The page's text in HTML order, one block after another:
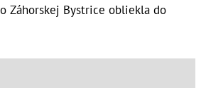
Záhorskej Bystrice obliekla do